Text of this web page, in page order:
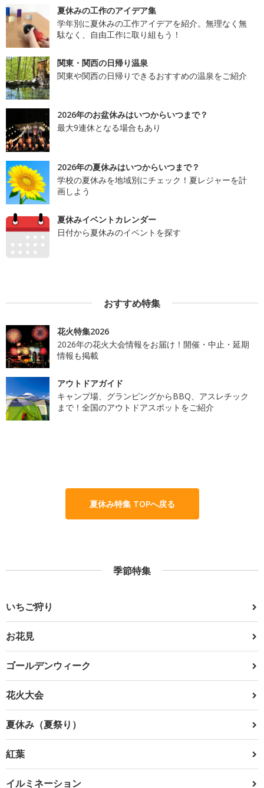
夏休みの工作のアイデア集
学年別に夏休みの工作アイデアを紹介。無理なく無
駄なく、自由工作に取り組もう！
関東・関西の日帰り温泉
関東や関西の日帰りできるおすすめの温泉をご紹介
2026年のお盆休みはいつからいつまで？
最大9連休となる場合もあり
2026年の夏休みはいつからいつまで？
学校の夏休みを地域別にチェック！夏レジャーを計
画しよう
夏休みイベントカレンダー
日付から夏休みのイベントを探す
おすすめ特集
花火特集2026
2026年の花火大会情報をお届け！開催・中止・延期
情報も掲載
アウトドアガイド
キャンプ場、グランピングからBBQ、アスレチック
まで！全国のアウトドアスポットをご紹介
夏休み特集 TOPへ戻る
季節特集
いちご狩り
お花見
ゴールデンウィーク
花火大会
夏休み（夏祭り）
紅葉
イルミネーション